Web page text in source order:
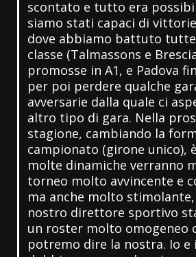
scontato e tutto era
siamo stati capaci di
dove abbiamo battuto
classe (Talmassons e
promosse in A1, e Padova
per poi perdere qualche
avversarie dalla quale ci
altro tipo di gara. Nella
stagione, cambiando la
campionato (girone unico),
molte dinamiche verranno
torneo molto avvincente e
ma anche molto
nostro direttore sportivo
un roster molto omogeneo
potremo dire la nostra. Io e